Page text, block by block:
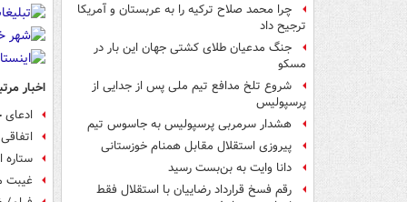
چرا محمد صلاح ترکیه را به عربستان و آمریکا
ترجیح داد
جنگ مدعیان طلای کشتی جهان این بار در
مسکو
شروع تلخ مدافع تیم ملی پس از جدایی از
پرسپولیس
هشدار سرمربی پرسپولیس به جاسوس تیم
پیروزی استقلال مقابل همنام خوزستانی
دانا وایت به بن‌بست رسید
رقم فسخ قرارداد رضاییان با استقلال فقط
اخبار
ادعای
ستاره
غیبت